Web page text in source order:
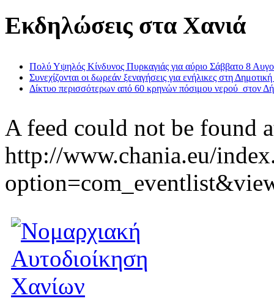
Εκδηλώσεις στα Χανιά
Πολύ Υψηλός Κίνδυνος Πυρκαγιάς για αύριο Σάββατο 8
Συνεχίζονται οι δωρεάν ξεναγήσεις για ενήλικες στη
Δίκτυο περισσότερων από 60 κρηνών πόσιμου νερού στον
A feed could not be found
http://www.chania.eu/